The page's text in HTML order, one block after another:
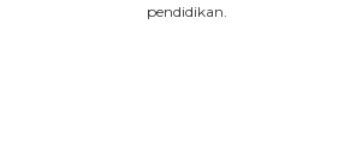
pendidikan.